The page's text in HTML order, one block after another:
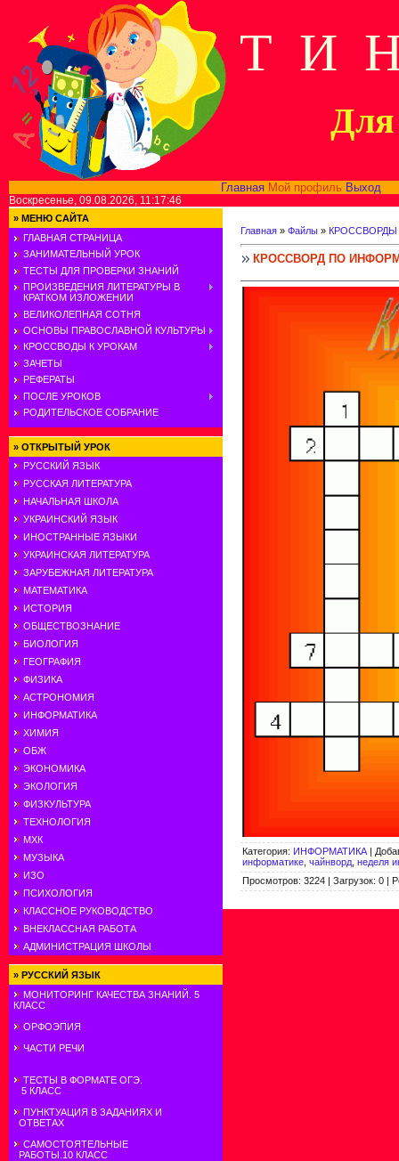
Т И
Для
Главная Мой профиль Выход
Воскресенье, 09.08.2026, 11:17:46
» МЕНЮ САЙТА
ГЛАВНАЯ СТРАНИЦА
ЗАНИМАТЕЛЬНЫЙ УРОК
ТЕСТЫ ДЛЯ ПРОВЕРКИ ЗНАНИЙ
ПРОИЗВЕДЕНИЯ ЛИТЕРАТУРЫ В
КРАТКОМ ИЗЛОЖЕНИИ
ВЕЛИКОЛЕПНАЯ СОТНЯ
ОСНОВЫ ПРАВОСЛАВНОЙ КУЛЬТУРЫ
КРОССВОДЫ К УРОКАМ
ЗАЧЕТЫ
РЕФЕРАТЫ
ПОСЛЕ УРОКОВ
РОДИТЕЛЬСКОЕ СОБРАНИЕ
» ОТКРЫТЫЙ УРОК
РУССКИЙ ЯЗЫК
РУССКАЯ ЛИТЕРАТУРА
НАЧАЛЬНАЯ ШКОЛА
УКРАИНСКИЙ ЯЗЫК
ИНОСТРАННЫЕ ЯЗЫКИ
УКРАИНСКАЯ ЛИТЕРАТУРА
ЗАРУБЕЖНАЯ ЛИТЕРАТУРА
МАТЕМАТИКА
ИСТОРИЯ
ОБЩЕСТВОЗНАНИЕ
БИОЛОГИЯ
ГЕОГРАФИЯ
ФИЗИКА
АСТРОНОМИЯ
ИНФОРМАТИКА
ХИМИЯ
ОБЖ
ЭКОНОМИКА
ЭКОЛОГИЯ
ФИЗКУЛЬТУРА
ТЕХНОЛОГИЯ
МХК
МУЗЫКА
ИЗО
ПСИХОЛОГИЯ
КЛАССНОЕ РУКОВОДСТВО
ВНЕКЛАССНАЯ РАБОТА
АДМИНИСТРАЦИЯ ШКОЛЫ
» РУССКИЙ ЯЗЫК
МОНИТОРИНГ КАЧЕСТВА ЗНАНИЙ. 5
КЛАСС
ОРФОЭПИЯ
ЧАСТИ РЕЧИ
ТЕСТЫ В ФОРМАТЕ ОГЭ.
5 КЛАСС
ПУНКТУАЦИЯ В ЗАДАНИЯХ И
ОТВЕТАХ
САМОСТОЯТЕЛЬНЫЕ
РАБОТЫ.10 КЛАСС
Главная » Файлы » КРОССВОРДЫ
КРОССВОРД ПО
Категория: ИНФОРМАТИКА |
информатике чайнворд неделя
Просмотров: 3224 | Загрузок: 0 |